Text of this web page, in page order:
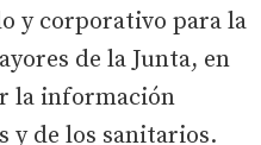
y corporativo para la
de la Junta, en
la información
y de los sanitarios.